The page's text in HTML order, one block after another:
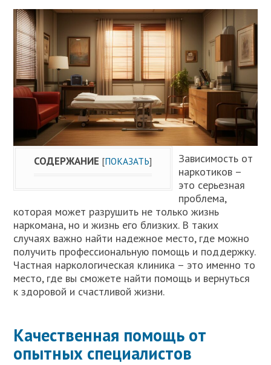
СОДЕРЖАНИЕ [ПОКАЗАТЬ]
Зависимость от
наркотиков –
это серьезная
проблема,
которая может разрушить не только жизнь
наркомана, но и жизнь его близких. В таких
случаях важно найти надежное место, где можно
получить профессиональную помощь и поддержку.
Частная наркологическая клиника – это именно то
место, где вы сможете найти помощь и вернуться
к здоровой и счастливой жизни.
Качественная помощь от
опытных специалистов